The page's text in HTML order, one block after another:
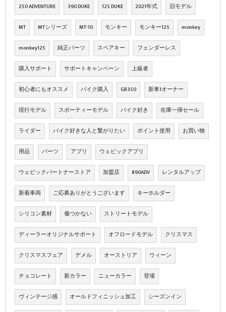
250 ADVENTURE 390 DUKE 125 DUKE 2021年式 旧モデル
MT MTシリーズ MT-10 モンキー モンキー125 monkey
monkey125 純正パーツ スペアキー フェンダーレス
購入サポート サポートキャンペーン 上級者
初心者にもオススメ バイク購入 GB350 新車1オーナー
現行モデル スポーティーモデル バイク好き 在庫一掃セール
ライダー バイク好きな人と繋がりたい ポイント使用 お買い物
用品 パーツ アプリ ウェビックアプリ
ウェビックパートナーストア 加盟店 890ADV レンタルアップ
新着車両 ご応募ありがとうございます キーホルダー
シリコン素材 傷つかない ストリートモデル
ディーラーオリジナルサポート オフロードモデル クリスマス
クリスマスフェア デメル オーストリア ウィーン
チョコレート 新カラー ニューカラー 登場
ヴィンテージ感 オールドフィニッシュ加工 シーズンイン